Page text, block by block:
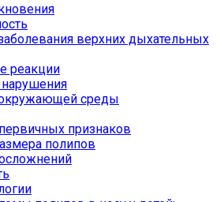
верхних дыхательных
реакции
нарушения
среды
признаков
полипов